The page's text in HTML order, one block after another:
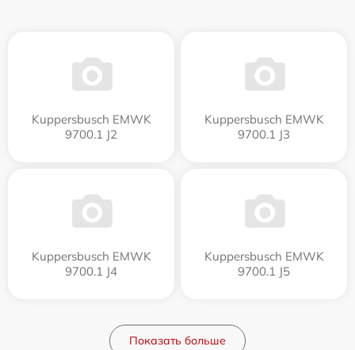
Kuppersbusch EMWK
9700.1 J2
Kuppersbusch EMWK
9700.1 J3
Kuppersbusch EMWK
9700.1 J4
Kuppersbusch EMWK
9700.1 J5
Показать больше